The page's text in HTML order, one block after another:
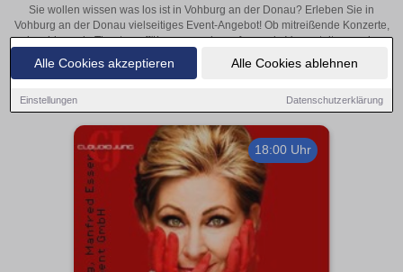
Alle Cookies akzeptieren Alle Cookies ablehnen
Einstellungen Datenschutzerklärung
Sie wollen wissen was los ist in Vohburg an der Donau? Erleben Sie in
Vohburg an der Donau vielseitiges Event-Angebot! Ob mitreißende Konzerte,
inspirierende Theateraufführungen oder aufregende Veranstaltungen in
Vohburg an der Donau – hier finden alles im Überblick und Tickets.
18:00 Uhr